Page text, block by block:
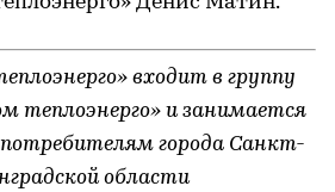
входит в группу
теплоэнерго» и занимается
города Санкт-
области